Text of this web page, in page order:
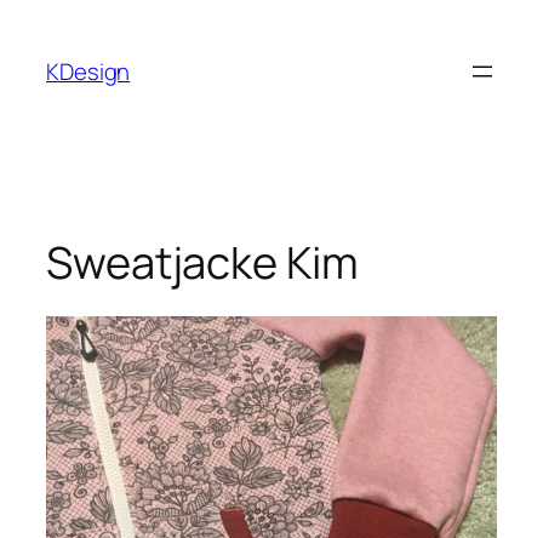
springen
KDesign
Sweatjacke Kim